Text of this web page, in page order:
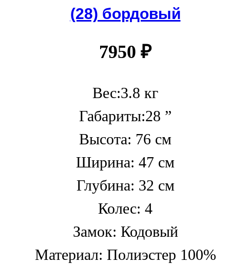
(28) бордовый
7950 ₽
Вес:3.8 кг
Габариты:28 ”
Высота: 76 см
Ширина: 47 см
Глубина: 32 см
Колес: 4
Замок: Кодовый
Материал: Полиэстер 100%